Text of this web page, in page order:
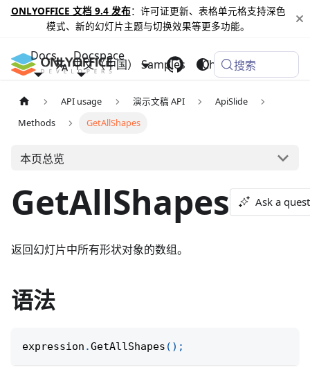
ONLYOFFICE 文档 9.4 发布：许可证更新、表格单元格支持深色
模式、新的幻灯片主题与切换效果等更多功能。
Docs Docspace
Samples Changelog
中文（中国） 搜索
API usage 演示文稿 API
ApiSlide
Methods
GetAllShapes
本页总览
GetAllShapes Ask a
返回幻灯片中所有形状对象的数组。
语法
expression .GetAllShapes ( ) ;